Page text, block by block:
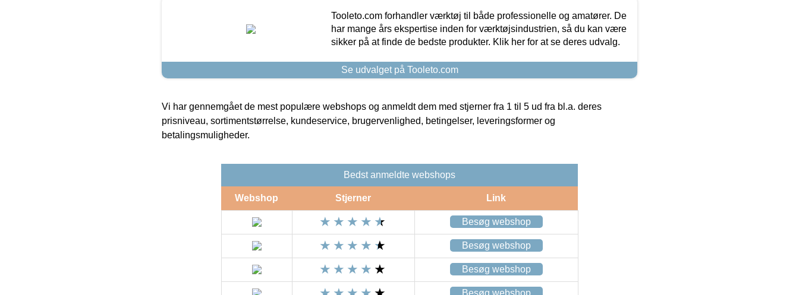
Tooleto.com forhandler værktøj til både professionelle og amatører. De
har mange års ekspertise inden for værktøjsindustrien, så du kan være
sikker på at finde de bedste produkter. Klik her for at se deres udvalg.
Se udvalget på Tooleto.com
Vi har gennemgået de mest populære webshops og anmeldt dem med stjerner fra 1 til 5 ud fra bl.a. deres
prisniveau, sortimentstørrelse, kundeservice, brugervenlighed, betingelser, leveringsformer og
betalingsmuligheder.
Bedst anmeldte webshops
Webshop Stjerner Link
Besøg webshop
Besøg webshop
Besøg webshop
Besøg webshop